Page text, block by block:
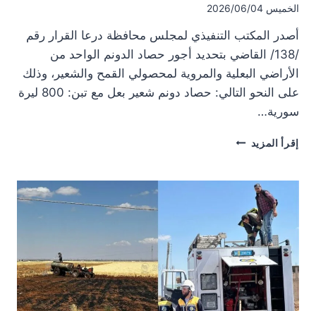
الخميس 2026/06/04
أصدر المكتب التنفيذي لمجلس محافظة درعا القرار رقم
/138/ القاضي بتحديد أجور حصاد الدونم الواحد من
الأراضي البعلية والمروية لمحصولي القمح والشعير، وذلك
على النحو التالي: حصاد دونم شعير بعل مع تبن: 800 ليرة
سورية…
إقرأ المزيد محافظة
قراراً
أجور
حصاد
الدونم
من
القمح
والشعير